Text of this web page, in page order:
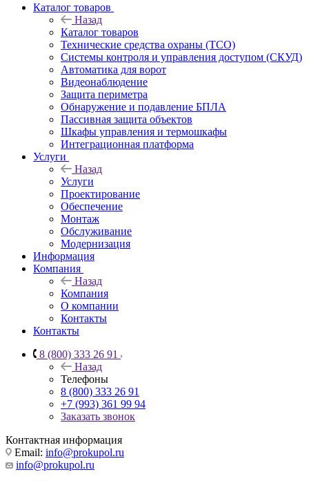
Каталог товаров
Назад
Каталог товаров
Технические средства охраны (ТСО)
Системы контроля и управления доступом (СКУД)
Автоматика для ворот
Видеонаблюдение
Защита периметра
Обнаружение и подавление БПЛА
Пассивная защита объектов
Шкафы управления и термошкафы
Интеграционная платформа
Услуги
Назад
Услуги
Проектирование
Обеспечение
Монтаж
Обслуживание
Модернизация
Информация
Компания
Назад
Компания
О компании
Контакты
Контакты
8 (800) 333 26 91
Назад
Телефоны
8 (800) 333 26 91
+7 (993) 361 99 94
Заказать звонок
Контактная информация
Email: info@prokupol.ru
info@prokupol.ru